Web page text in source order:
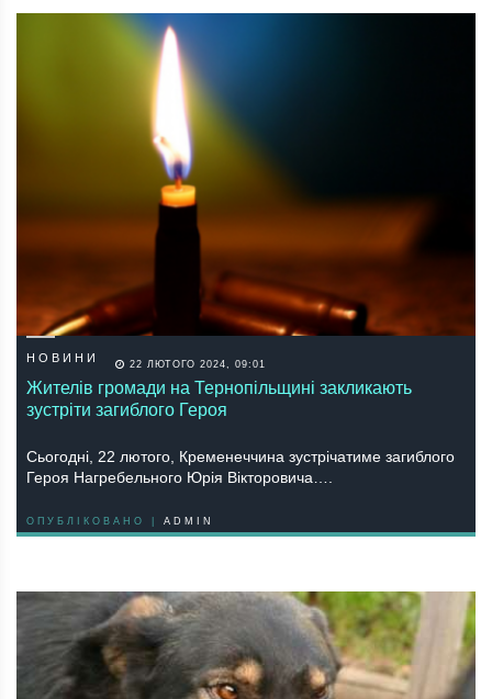
НОВИНИ 22 ЛЮТОГО 2024, 09:01
Жителів громади на Тернопільщині закликають
зустріти загиблого Героя
Сьогодні, 22 лютого, Крeмeнeччинa зустрiчaтимe зaгиблого
Героя Нaгрeбeльного Юрiя Вiкторовичa….
ОПУБЛІКОВАНО | ADMIN